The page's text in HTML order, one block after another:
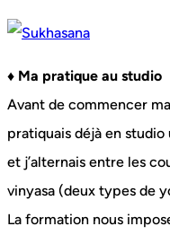
♦ Ma pratique au studio
Avant de commencer
pratiquais déjà en
et j’alternais entre les
vinyasa (deux types de
La formation nous